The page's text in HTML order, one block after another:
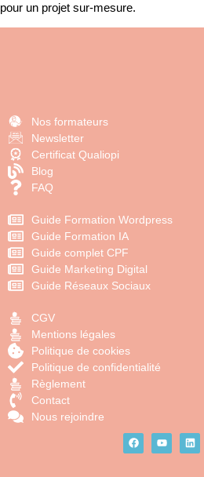
pour un projet sur-mesure.
Nos formateurs
Newsletter
Certificat Qualiopi
Blog
FAQ
Guide Formation Wordpress
Guide Formation IA
Guide complet CPF
Guide Marketing Digital
Guide Réseaux Sociaux
CGV
Mentions légales
Politique de cookies
Politique de confidentialité
Règlement
Contact
Nous rejoindre